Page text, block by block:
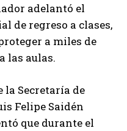
adelantó el
de regreso a clases,
a miles de
las aulas.
Secretaría de
Felipe Saidén
que durante el